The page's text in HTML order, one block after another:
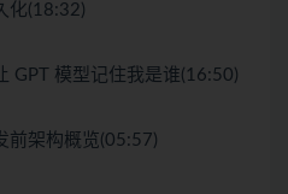
化(18:32)
GPT 模型记住我是谁(16:50)
前架构概览(05:57)